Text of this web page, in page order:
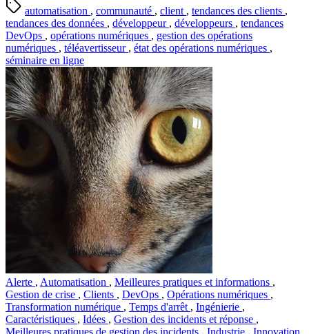
automatisation , communauté , client , tendances des clients ,
tendances des données , développeur , développeurs , tendances
DevOps , opérations numériques , gestion des opérations
numériques , téléavertisseur , état des opérations numériques ,
séminaire en ligne
Alerte , Automatisation , Meilleures pratiques et informations ,
Gestion de crise , Clients , DevOps , Opérations numériques ,
Transformation numérique , Temps d'arrêt , Ingénierie ,
Caractéristiques , Idées , Gestion des incidents et réponse ,